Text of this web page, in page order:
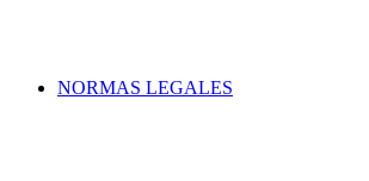
NORMAS LEGALES